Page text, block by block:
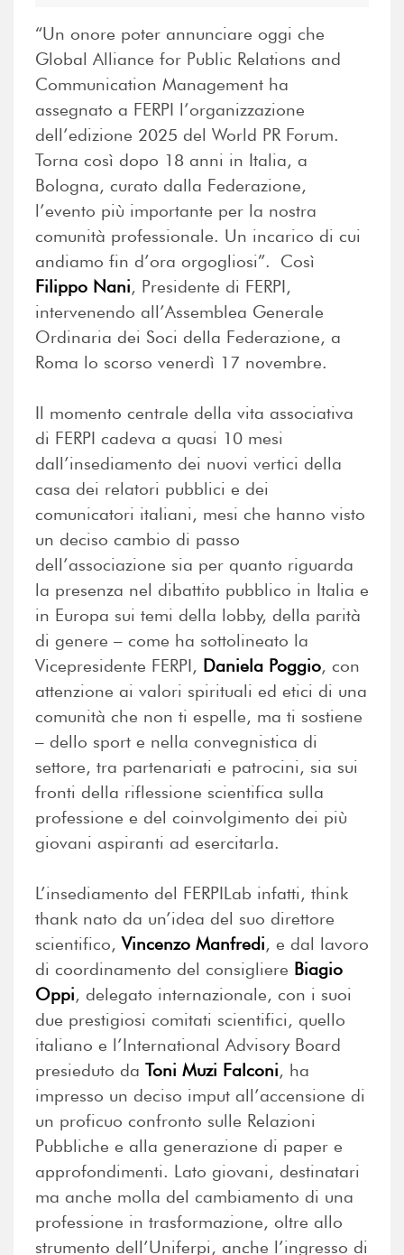
“Un onore poter annunciare oggi che
Global Alliance for Public Relations and
Communication Management ha
assegnato a FERPI l’organizzazione
dell’edizione 2025 del World PR Forum.
Torna così dopo 18 anni in Italia, a
Bologna, curato dalla Federazione,
l’evento più importante per la nostra
comunità professionale. Un incarico di cui
andiamo fin d’ora orgogliosi”. Così
Filippo Nani, Presidente di FERPI,
intervenendo all’Assemblea Generale
Ordinaria dei Soci della Federazione, a
Roma lo scorso venerdì 17 novembre.
Il momento centrale della vita associativa
di FERPI cadeva a quasi 10 mesi
dall’insediamento dei nuovi vertici della
casa dei relatori pubblici e dei
comunicatori italiani, mesi che hanno visto
un deciso cambio di passo
dell’associazione sia per quanto riguarda
la presenza nel dibattito pubblico in Italia e
in Europa sui temi della lobby, della parità
di genere – come ha sottolineato la
Vicepresidente FERPI, Daniela Poggio, con
attenzione ai valori spirituali ed etici di una
comunità che non ti espelle, ma ti sostiene
– dello sport e nella convegnistica di
settore, tra partenariati e patrocini, sia sui
fronti della riflessione scientifica sulla
professione e del coinvolgimento dei più
giovani aspiranti ad esercitarla.
L’insediamento del FERPILab infatti, think
thank nato da un’idea del suo direttore
scientifico,Vincenzo Manfredi, e dal lavoro
di coordinamento del consigliere Biagio
Oppi, delegato internazionale, con i suoi
due prestigiosi comitati scientifici, quello
italiano e l’International Advisory Board
presieduto da Toni Muzi Falconi, ha
impresso un deciso imput all’accensione di
un proficuo confronto sulle Relazioni
Pubbliche e alla generazione di paper e
approfondimenti. Lato giovani, destinatari
ma anche molla del cambiamento di una
professione in trasformazione, oltre allo
strumento dell’Uniferpi, anche l’ingresso di